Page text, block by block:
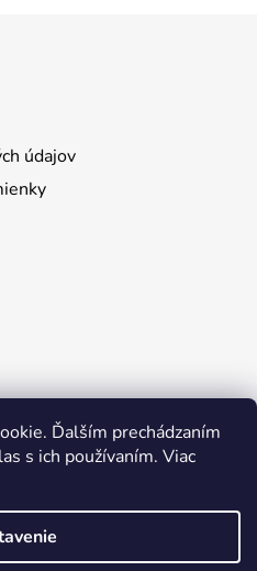
Ďalším prechádzaním
s ich používaním. Viac
údajov